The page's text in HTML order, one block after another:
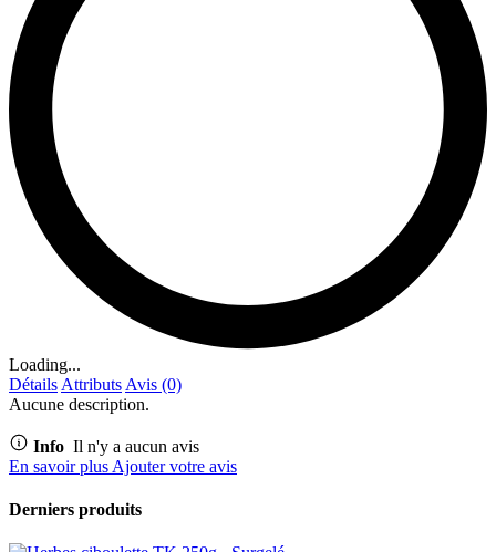
Loading...
Détails Attributs Avis (0)
Aucune description.
Info Il n'y a aucun avis
En savoir plus Ajouter votre avis
Derniers produits